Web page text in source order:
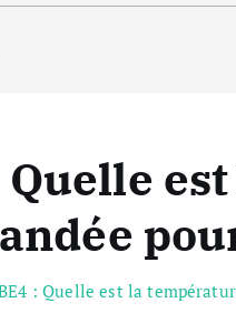
Quelle
: Quelle est la